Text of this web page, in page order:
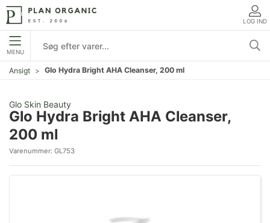
LOG IND
MENU
Ansigt Glo Hydra Bright AHA Cleanser, 200 ml
Glo Skin Beauty
Glo Hydra Bright AHA Cleanser,
200 ml
Varenummer: GL753